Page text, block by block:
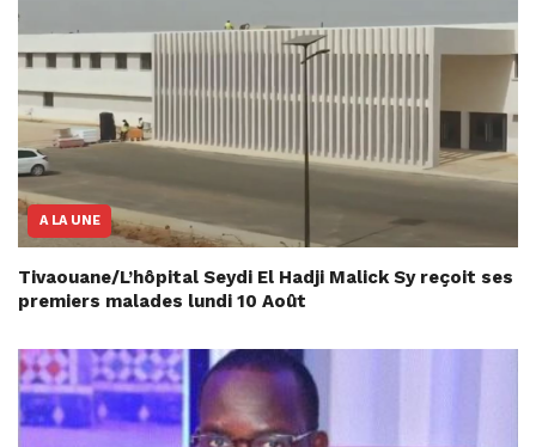
A LA UNE
Tivaouane/L’hôpital Seydi El Hadji Malick Sy reçoit ses
premiers malades lundi 10 Août